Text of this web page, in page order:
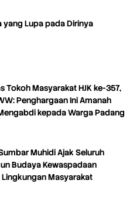
yang Lupa pada Dirinya
Tokoh Masyarakat HJK ke-357,
Penghargaan Ini Amanah
kepada Warga Padang
Muhidi Ajak Seluruh
Budaya Kewaspadaan
Masyarakat